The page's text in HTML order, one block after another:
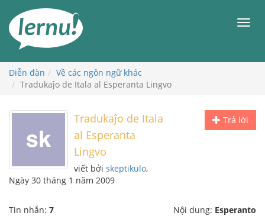
đến
phần
dung
Diễn đàn
Về các ngôn ngữ khác
Tradukaĵo de Itala al Esperanta Lingvo
Trả lời
Tradukaĵo de Itala
al Esperanta
Lingvo
viết bởi skeptikulo,
Ngày 30 tháng 1 năm 2009
Tin nhắn: 7 Nội dung: Esperanto